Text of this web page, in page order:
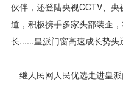
伙伴，还登陆央视CCTV、
道，积极携手多家头部装企
长......皇派门窗高速成长势头
继人民网人民优选走进皇